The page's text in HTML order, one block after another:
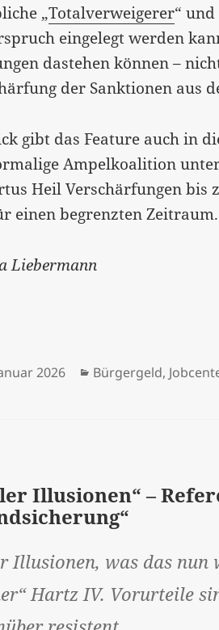
„Totalverweigerer“
eingelegt werden
dastehen können –
der Sanktionen aus
gibt das Feature auch in
Ampelkoalition
Heil Verschärfungen bis
einen begrenzten Zeitraum.
Liebermann
2026 Kategorien
Bürgergeld,
Illusionen“ –
Illusionen, was das nun
Hartz IV. Vorurteile